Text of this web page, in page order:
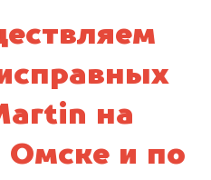
на
Омске и по